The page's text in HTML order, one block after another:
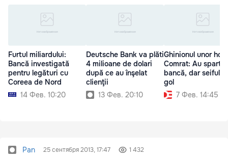
Furtul miliardului:
Bancă investigată
pentru legături cu
Coreea de Nord
14 Фев. 10:20
Deutsche Bank va plăti
4 milioane de dolari
după ce au înşelat
clienţii
13 Фев. 20:10
Ghinionul unor
Comrat: Au spart o
bancă, dar seiful
gol
7 Фев. 14:45
Pan 25 сентября 2013, 17:47 1 432